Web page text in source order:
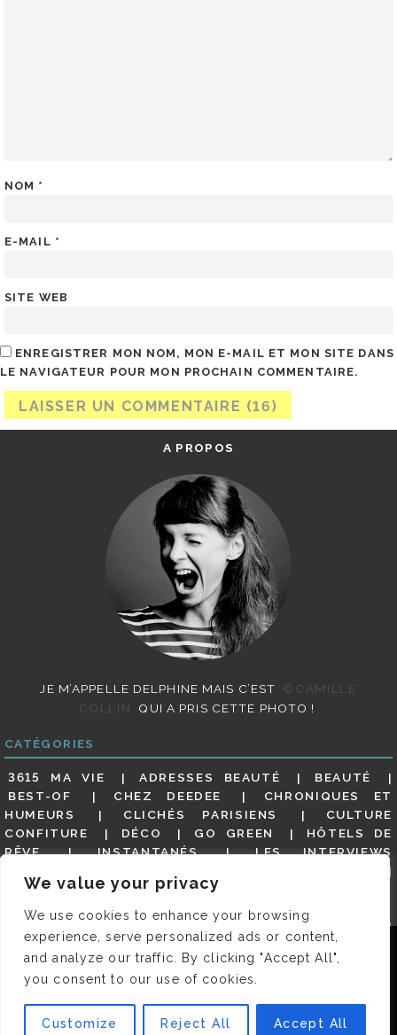
We value your privacy
We use cookies to enhance your browsing
experience, serve personalized ads or content,
and analyze our traffic. By clicking "Accept All",
you consent to our use of cookies.
Customize Reject All Accept All
NOM *
E-MAIL *
SITE WEB
ENREGISTRER MON NOM, MON E-MAIL ET MON SITE DANS
LE NAVIGATEUR POUR MON PROCHAIN COMMENTAIRE.
A PROPOS
JE M’APPELLE DELPHINE MAIS C’EST
©CAMILLE
COLLIN
QUI A PRIS CETTE PHOTO !
CATÉGORIES
3615 MA VIE ADRESSES BEAUTÉ
BEAUTÉ
BEST-OF
CHEZ DEEDEE
CHRONIQUES ET
HUMEURS
CLICHÉS PARISIENS
CULTURE
CONFITURE
DÉCO GO GREEN
HÔTELS DE
RÊVE
INSTANTANÉS
LES INTERVIEWS
MES ADRESSES
MODE
(BUT GOODIES)
PAR ICI LE MAGOT !
PARIS EN PHOTOS
RESTAURANTS
REVUE DE PRESSE DÉTAILLÉE, SIOU PLAIT
SALONS
DE THÉ
SHOPPING VIDÉOS
VITE ! UN RESTO
VOYAGES VOYAGES
© 2026 DEEDEE | TOUS DROITS RÉSERVÉS. DESIGNED BY
Nous utilisons des cookies pour vous garantir la meilleure
expérience sur notre site. Si vous continuez à utiliser ce
dernier, nous considérerons que vous acceptez l'utilisation des
cookies.
OK